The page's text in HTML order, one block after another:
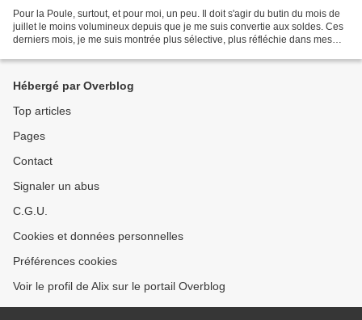
Pour la Poule, surtout, et pour moi, un peu. Il doit s'agir du butin du mois de
juillet le moins volumineux depuis que je me suis convertie aux soldes. Ces
derniers mois, je me suis montrée plus sélective, plus réfléchie dans mes
Hébergé par Overblog
Top articles
Pages
Contact
Signaler un abus
C.G.U.
Cookies et données personnelles
Préférences cookies
Voir le profil de Alix sur le portail Overblog